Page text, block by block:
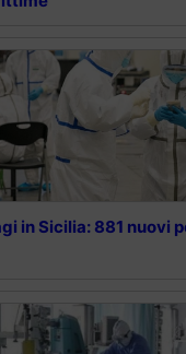
in Sicilia: 881 nuovi